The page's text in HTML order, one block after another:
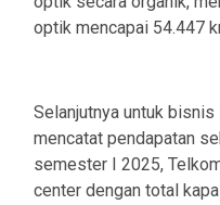
optik mencapai 54.447
Selanjutnya untuk bisnis
mencatat pendapatan
semester I 2025,
center dengan total